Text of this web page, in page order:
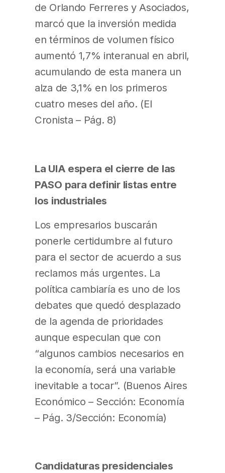
de Orlando Ferreres y Asociados,
marcó que la inversión medida
en términos de volumen físico
aumentó 1,7% interanual en abril,
acumulando de esta manera un
alza de 3,1% en los primeros
cuatro meses del año. (El
Cronista – Pág. 8)
La UIA espera el cierre de las
PASO para definir listas entre
los industriales
Los empresarios buscarán
ponerle certidumbre al futuro
para el sector de acuerdo a sus
reclamos más urgentes. La
política cambiaría es uno de los
debates que quedó desplazado
de la agenda de prioridades
aunque especulan que con
“algunos cambios necesarios en
la economía, será una variable
inevitable a tocar”. (Buenos Aires
Económico – Sección: Economía
– Pág. 3/Sección: Economía)
Candidaturas presidenciales